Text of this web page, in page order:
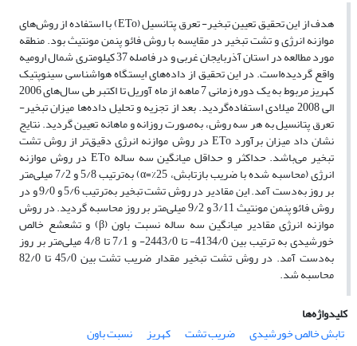
هدف از این تحقیق تعیین تبخیر- تعرق پتانسیل (ETo) با استفاده از روش‌های
موازنه انرژی و تشت تبخیر در مقایسه با روش فائو پنمن مونتیث بود. منطقه
مورد مطالعه در استان آذربایجان غربی و در فاصله 37 کیلومتری شمال ارومیه
واقع گردیده‌است. در این تحقیق از داده‌های ایستگاه هواشناسی سینوپتیک
کهریز مربوط به یک دوره زمانی 7 ماهه از ماه آوریل تا اکتبر طی سال‌های 2006
الی 2008 میلادی استفاده‌گردید. بعد از تجزیه و تحلیل داده‌ها میزان تبخیر-
تعرق پتانسیل به هر سه روش، به‌صورت روزانه و ماهانه تعیین گردید. نتایج
نشان داد میزان برآورد ETo در روش موازنه انرژی دقیق‌تر از روش تشت
تبخیر می‌باشد. حداکثر و حداقل میانگین سه ساله ETo در روش موازنه
انرژی (محاسبه شده با ضریب بازتابش، 25%=α) به‌ترتیب 5/8 و 7/2 میلی‌متر
بر روز به‌دست آمد. این مقادیر در روش تشت تبخیر به‌ترتیب 5/6 و 9/0 و در
روش فائو پنمن مونتیث 3/11 و 9/2 میلی‌متر بر روز محاسبه گردید. در روش
موازنه انرژی مقادیر میانگین سه ساله نسبت باون (β) و تشعشع خالص
خورشیدی به ترتیب بین 4134/0- تا 2443/0- و 7/1 تا 4/8 میلی‌متر بر روز
به‌دست آمد. در روش تشت تبخیر مقدار ضریب تشت بین 45/0 تا 82/0
محاسبه شد.
کلیدواژه‌ها
تابش خالص خورشیدی
ضریب تشت کهریز
نسبت باون